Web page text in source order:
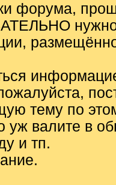
форума,
нужно
тему по
уж валите в
и тп.